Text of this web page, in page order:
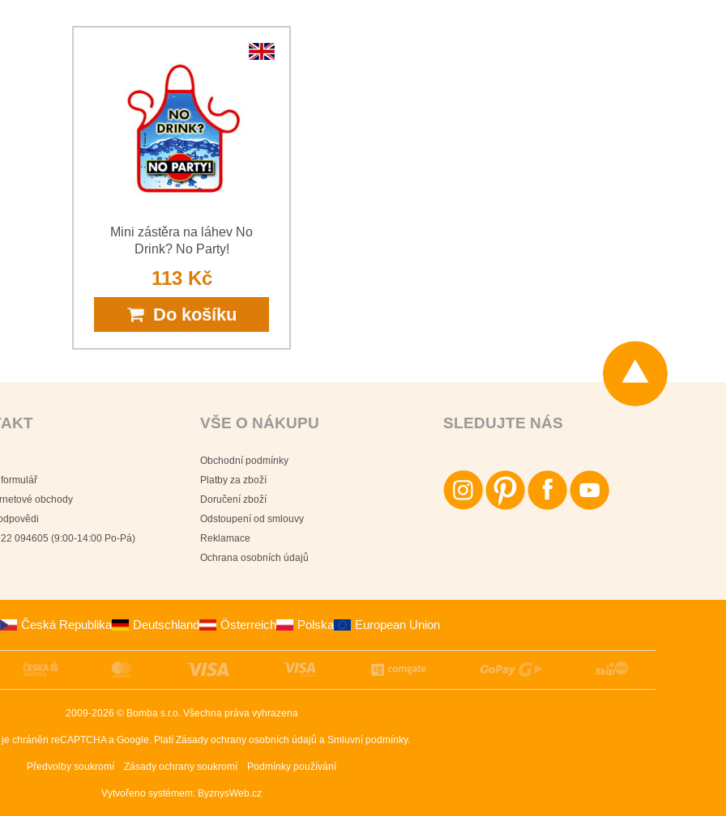
Souhlasím se zpracováním osobních údajů za účelem odeslání formuláře. Seznámil
jsem se s podmínkami
*(Povinné)
*(Povinné)
Mini zástěra na láhev No
Drink? No Party!
113 Kč
Do košíku
obchody
094605 (9:00-14:00 Po-Pá)
VŠE O NÁKUPU
Obchodní podmínky
Platby za zboží
Doručení zboží
Odstoupení od smlouvy
Reklamace
Ochrana osobních údajů
SLEDUJTE NÁS
Česká Republika Deutschland Österreich Polska European Union
2009-2026 © Bomba s.r.o. Všechna práva vyhrazena
chráněn reCAPTCHA a Google. Platí Zásady ochrany osobních údajů a Smluvní podmínky.
Předvolby soukromí Zásady ochrany soukromí Podmínky používání
Vytvořeno systémem: ByznysWeb.cz